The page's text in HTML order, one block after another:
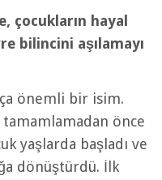
çocukların hayal
bilincini aşılamayı
önemli bir isim.
önce
yaşlarda başladı ve
dönüştürdü. İlk